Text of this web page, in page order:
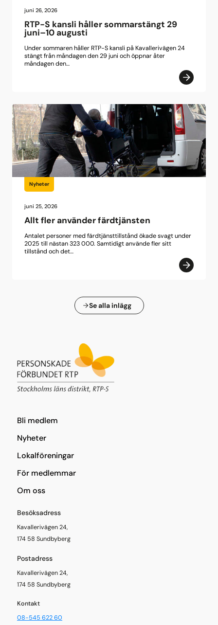
juni 26, 2026
RTP-S kansli håller sommarstängt 29
juni–10 augusti
Under sommaren håller RTP-S kansli på Kavallerivägen 24
stängt från måndagen den 29 juni och öppnar åter
måndagen den…
Nyheter
juni 25, 2026
Allt fler använder färdtjänsten
Antalet personer med färdtjänsttillstånd ökade svagt under
2025 till nästan 323 000. Samtidigt använde fler sitt
tillstånd och det…
Se alla inlägg
Bli medlem
Nyheter
Lokalföreningar
För medlemmar
Om oss
Besöksadress
Kavallerivägen 24,
174 58 Sundbyberg
Postadress
Kavallerivägen 24,
174 58 Sundbyberg
Kontakt
08-545 622 60